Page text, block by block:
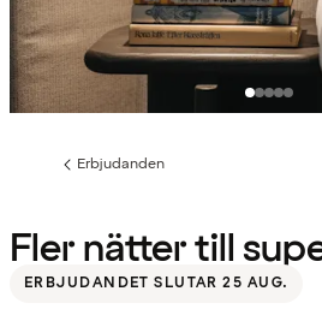
Föregående
Erbjudanden
Fler nätter till
ERBJUDANDET SLUTAR 25 AUG.